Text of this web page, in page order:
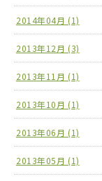
2014年04月 (1)
2013年12月 (3)
2013年11月 (1)
2013年10月 (1)
2013年06月 (1)
2013年05月 (1)